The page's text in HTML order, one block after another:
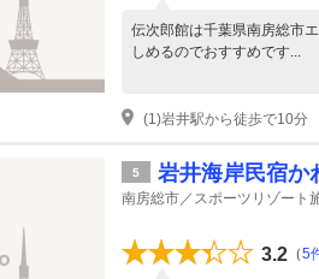
伝次郎館は千葉県南房総市
しめるのでおすすめです...
(1)岩井駅から徒歩で10分
5 岩井海岸民宿か
南房総市／スポーツリゾート
3.2 （5